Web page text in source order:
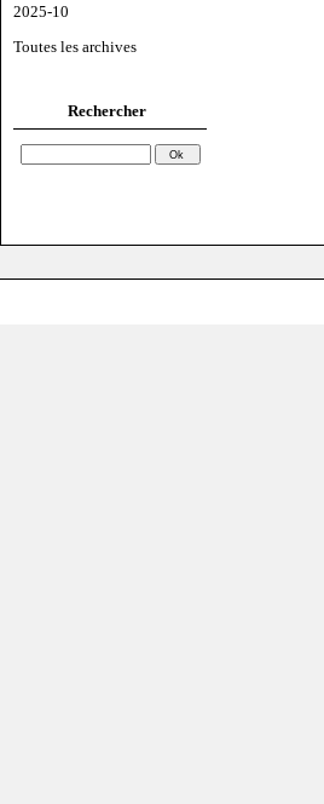
2025-10
Toutes les archives
Rechercher